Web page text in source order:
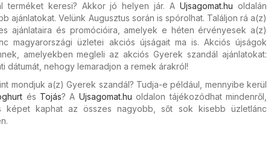
terméket keresi? Akkor jó helyen jár. AUjsagomat.hu oldalán
ajánlatokat. Velünk Augusztus során is spórolhat. Találjon rá a(z)
ajánlataira és promócióira, amelyek e héten érvényesek a(z)
magyarországi üzletei akciós újságait ma is. Akciós újságok
amelyekben megleli az akciós Gyerek szandál ajánlatokat:
dátumát, nehogy lemaradjon a remek árakról!
mondjuk a(z) Gyerek szandál? Tudja-e például, mennyibe kerül
és Tojás? A Ujsagomat.hu oldalon tájékozódhat mindenről,
képet kaphat az összes nagyobb, sőt sok kisebb üzletlánc